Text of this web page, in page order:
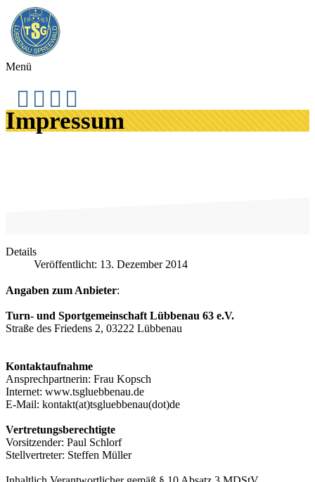
Menü
Impressum
Details
Veröffentlicht: 13. Dezember 2014
Angaben zum Anbieter:
Turn- und Sportgemeinschaft Lübbenau 63 e.V.
Straße des Friedens 2, 03222 Lübbenau
Kontaktaufnahme
Ansprechpartnerin: Frau Kopsch
Internet: www.tsgluebbenau.de
E-Mail: kontakt(at)tsgluebbenau(dot)de
Vertretungsberechtigte
Vorsitzender: Paul Schlorf
Stellvertreter: Steffen Müller